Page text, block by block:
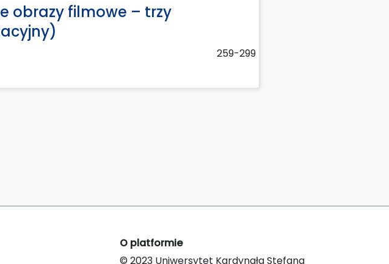
obrazy filmowe – trzy
259-299
O platformie
© 2023 Uniwersytet Kardynała Stefana